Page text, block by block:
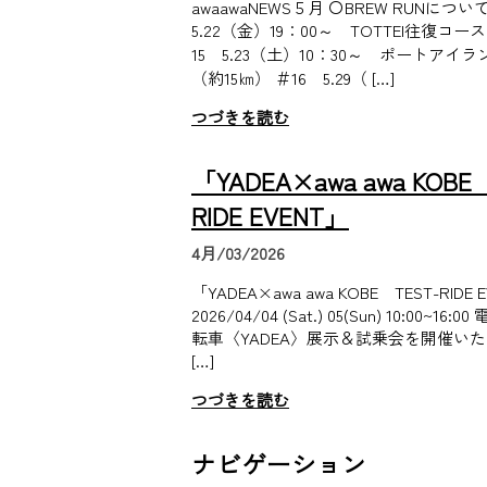
awaawaNEWS５月 〇BREW RUNにつ
5.22（金）19：00～ TOTTEI往復コー
15 5.23（土）10：30～ ポートアイラ
（約15㎞） ＃16 5.29（ […]
つづきを読む
「YADEA×awa awa
RIDE EVENT」
4月/03/2026
「YADEA×awa awa KOBE TEST-RIDE
2026/04/04 (Sat.) 05(Sun) 10:00~16:00
転車〈YADEA〉展示＆試乗会を開催い
[…]
つづきを読む
ナビゲーション